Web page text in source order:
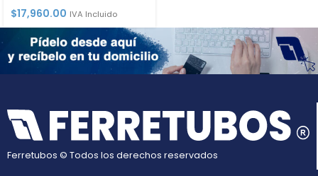
$17,960.00 IVA Incluido
Ferretubos © Todos los derechos reservados